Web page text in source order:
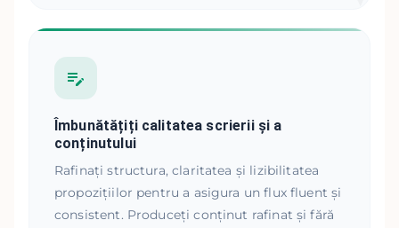
Îmbunătățiți calitatea scrierii și a
conținutului
Rafinați structura, claritatea și lizibilitatea
propozițiilor pentru a asigura un flux fluent și
consistent. Produceți conținut rafinat și fără